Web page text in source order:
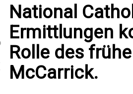
National
Ermittlungen
Rolle des
McCarrick.